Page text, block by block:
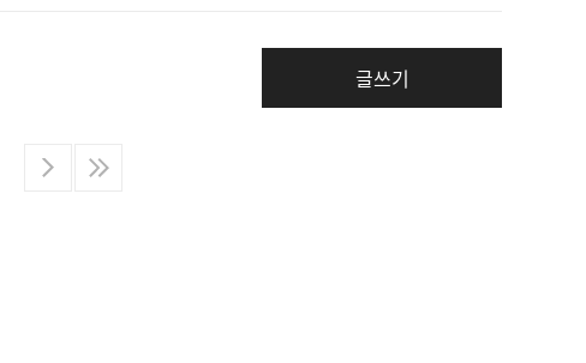
글쓰기